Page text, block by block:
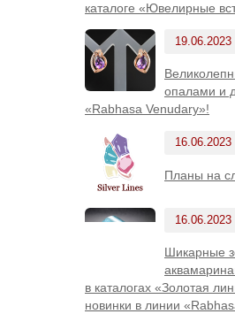
каталоге «Ювелирные
19.06.2023
опалами и
«Rabhasa Venudary»!
16.06.2023
Планы на
16.06.2023
Шикарные
в каталогах «Золотая
новинки в линии